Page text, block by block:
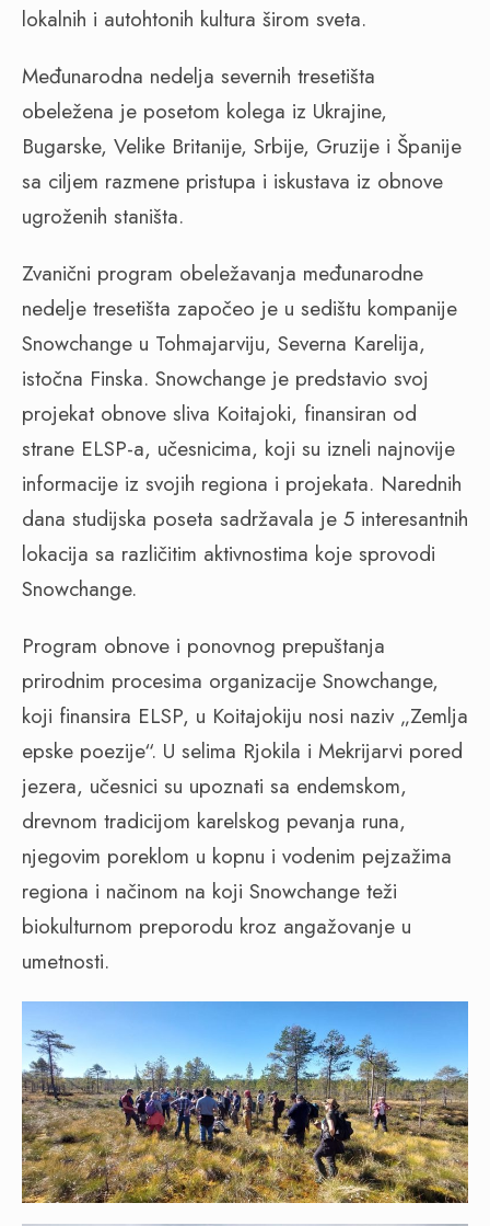
lokalnih i autohtonih kultura širom sveta.
Međunarodna nedelja severnih tresetišta
obeležena je posetom kolega iz Ukrajine,
Bugarske, Velike Britanije, Srbije, Gruzije i Španije
sa ciljem razmene pristupa i iskustava iz obnove
ugroženih staništa.
Zvanični program obeležavanja međunarodne
nedelje tresetišta započeo je u sedištu kompanije
Snowchange u Tohmajarviju, Severna Karelija,
istočna Finska. Snowchange je predstavio svoj
projekat obnove sliva Koitajoki, finansiran od
strane ELSP-a, učesnicima, koji su izneli najnovije
informacije iz svojih regiona i projekata. Narednih
dana studijska poseta sadržavala je 5 interesantnih
lokacija sa različitim aktivnostima koje sprovodi
Snowchange.
Program obnove i ponovnog prepuštanja
prirodnim procesima organizacije Snowchange,
koji finansira ELSP, u Koitajokiju nosi naziv „Zemlja
epske poezije“. U selima Rjokila i Mekrijarvi pored
jezera, učesnici su upoznati sa endemskom,
drevnom tradicijom karelskog pevanja runa,
njegovim poreklom u kopnu i vodenim pejzažima
regiona i načinom na koji Snowchange teži
biokulturnom preporodu kroz angažovanje u
umetnosti.